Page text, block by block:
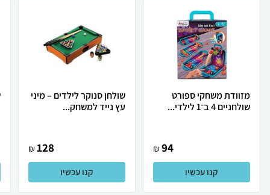
מזוודת משחקי ספורט
שולחניים 4 ב־1 לילדי...
94
₪
קנו עכשיו
שולחן סנוקר לילדים – מיני
עץ נייד למשחק...
128
₪
קנו עכשיו